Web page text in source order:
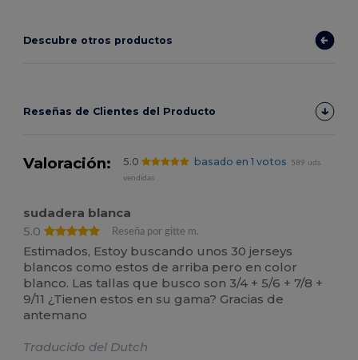
Descubre otros productos
Reseñas de Clientes del Producto
Valoración: 5.0 basado en 1 votos
589 uds.
vendidas
sudadera blanca
5.0
Reseña por gitte m.
Estimados, Estoy buscando unos 30 jerseys
blancos como estos de arriba pero en color
blanco. Las tallas que busco son 3/4 + 5/6 + 7/8 +
9/11 ¿Tienen estos en su gama? Gracias de
antemano
Traducido del Dutch